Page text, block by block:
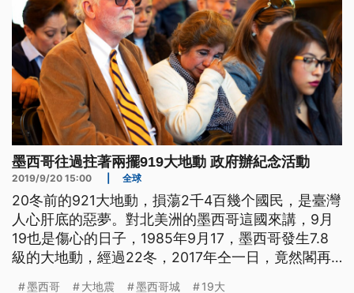
墨西哥往過拄著兩擺919大地動 政府辦紀念活動
2019/9/20 15:00 全球
20冬前的921大地動，損蕩2千4百幾个國民，是臺灣
人心肝底的惡夢。對北美洲的墨西哥這國來講，9月
19也是傷心的日子，1985年9月17，墨西哥發生7.8
級的大地動，經過22冬，2017年仝一日，竟然閣再
墨西哥 大地震 墨西哥城 19大